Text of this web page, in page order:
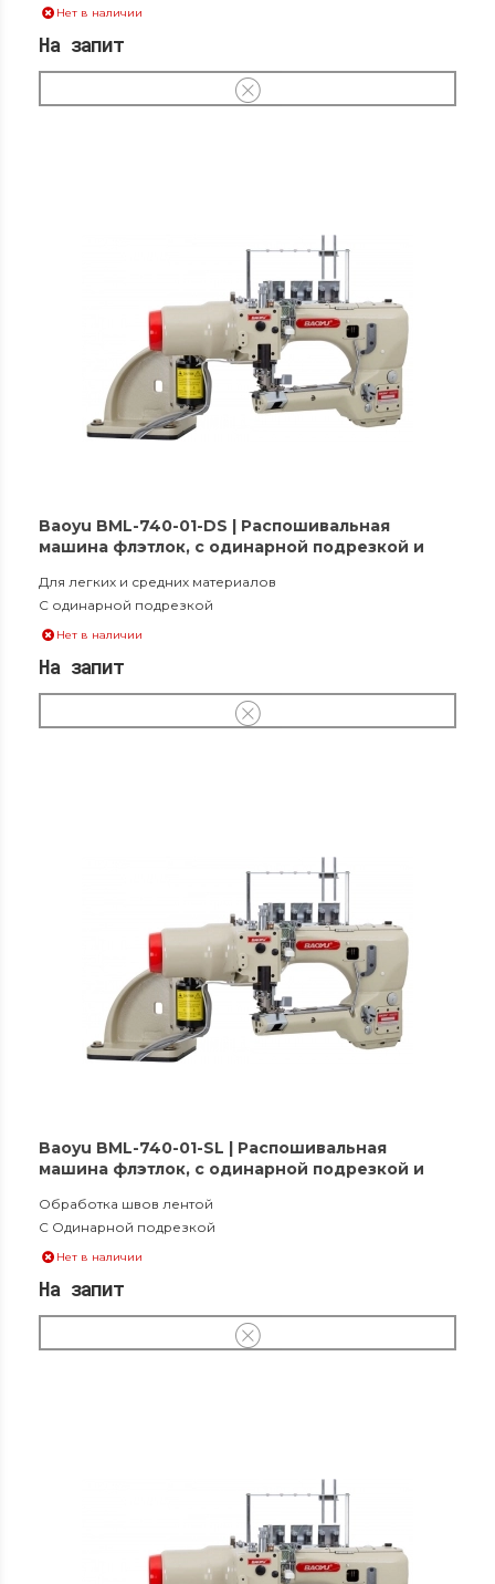
Нет в наличии
На запит
Baoyu BML-740-01-DS | Распошивальная
машина флэтлок, с одинарной подрезкой и
Для легких и средних материалов
C одинарной подрезкой
Нет в наличии
На запит
Baoyu BML-740-01-SL | Распошивальная
машина флэтлок, с одинарной подрезкой и
Обработка швов лентой
С Одинарной подрезкой
Нет в наличии
На запит